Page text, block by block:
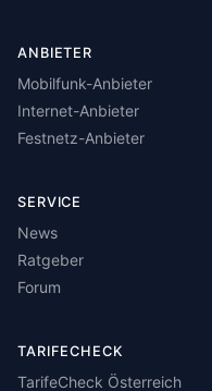
ANBIETER
Mobilfunk-Anbieter
Internet-Anbieter
Festnetz-Anbieter
SERVICE
News
Ratgeber
Forum
TARIFECHECK
TarifeCheck Österreich